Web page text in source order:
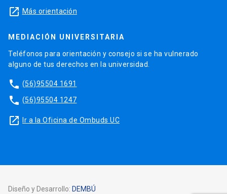
launch Más orientación
MEDIACIÓN UNIVERSITARIA
Teléfonos para orientación y consejo si se ha vulnerado
alguno de tus derechos en la universidad.
phone (56)95504 1691
phone (56)95504 1247
launch Ir a la Oficina de Ombuds UC
Diseño y Desarrollo: DEMBÚ